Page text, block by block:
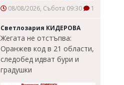
08/08/2026, Събота 09:30 1
Светлозария КИДЕРОВА
Жегата не отстъпва:
Оранжев код в 21 области,
следобед идват бури и
градушки